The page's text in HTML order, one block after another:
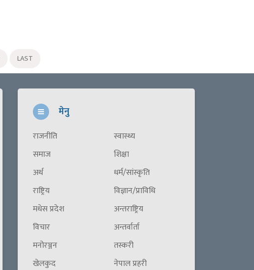
LAST
मेनु
राजनीति
समाज
अर्थ
राष्ट्रिय
मधेस प्रदेश
विचार
मनोरञ्जन
खेलकुद
स्वास्थ्य
शिक्षा
धर्म/सांस्कृति
विज्ञान/प्राविधि
अन्तराष्ट्रिय
अन्तर्वार्ता
तस्करी
नेपाल प्रहरी